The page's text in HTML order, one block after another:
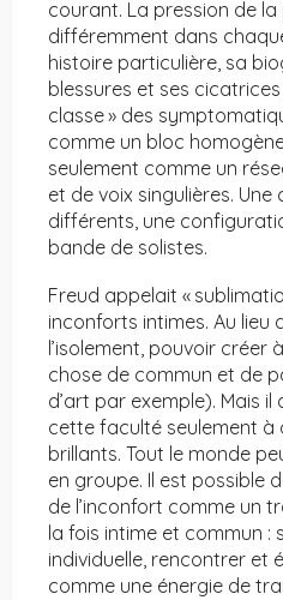
courant. La pression de
différemment dans
histoire particulière, sa
blessures et ses
classe » des
comme un bloc
seulement comme un
et de voix singulières.
différents, une
bande de solistes.
Freud appelait «
inconforts intimes. Au lieu
l’isolement, pouvoir créer
chose de commun et de
d’art par exemple). Mais
cette faculté seulement à
brillants. Tout le monde
en groupe. Il est possible
de l’inconfort comme un
la fois intime et commun
individuelle, rencontrer et
comme une énergie de